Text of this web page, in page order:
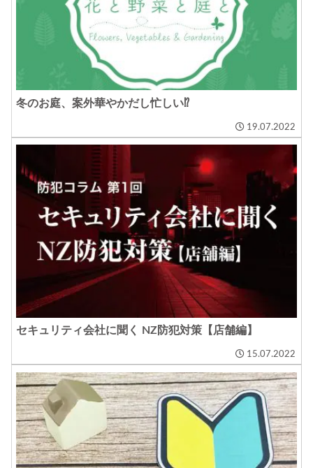
冬のお庭、案外華やかだし忙しい⁉
19.07.2022
セキュリティ会社に聞く NZ防犯対策【店舗編】
15.07.2022